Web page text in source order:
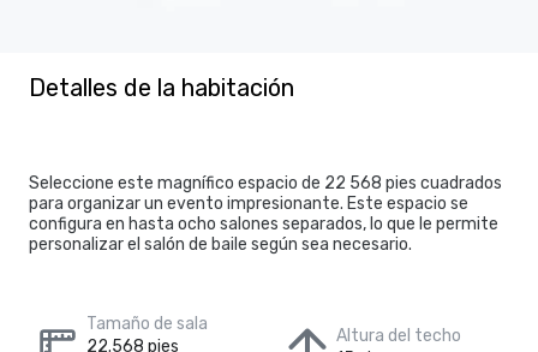
Detalles de la habitación
Seleccione este magnífico espacio de 22 568 pies cuadrados
para organizar un evento impresionante. Este espacio se
configura en hasta ocho salones separados, lo que le permite
personalizar el salón de baile según sea necesario.
Tamaño de sala
22.568 pies
Altura del techo